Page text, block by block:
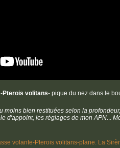
-Pterois volitans- pique du nez dans le
moins bien restituées selon la
d'appoint, les réglages de mon APN...